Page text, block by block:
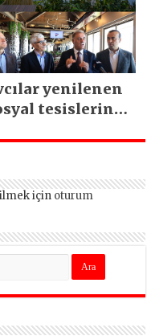
yenilenen
tesislerine
için oturum